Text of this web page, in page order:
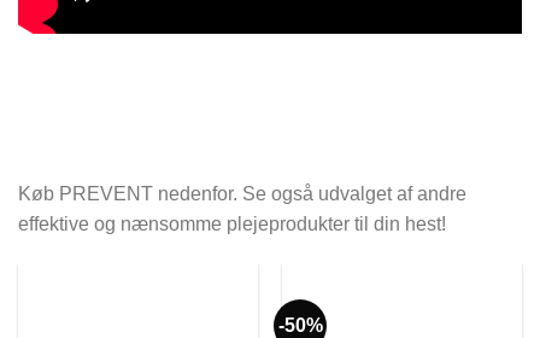
Køb PREVENT nedenfor. Se også udvalget af andre
effektive og nænsomme plejeprodukter til din hest!
-50%